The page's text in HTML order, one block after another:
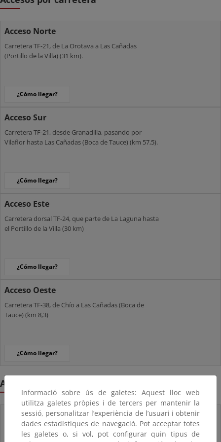
Acceso Norte
Carretera TF-21, de La Orotava a Las Cañadas
(Portillo de la Villa) (31 km).
¿Cómo llegar?
Acceso Sur
Carretera TF-21, desde Granadilla, pasando por
Vilaflor hasta Las Cañadas (Boca de Tauce) (km 57,5).
¿Cómo llegar?
Acceso Este
Carretera dorsal TF-24, que parte de La Laguna hasta
el Portillo de la Villa (30 km)
¿Cómo llegar?
Acceso Oeste
Carretera TF-38, de Chío a Las Cañadas (Boca de
Tauce) (km 8,3)
¿Cómo llegar?
Acceso en transporte público
Línea 348
Desde el Norte (Puerto de la Cruz)
Informació sobre ús de galetes: Aquest lloc web
utilitza galetes pròpies i de tercers per mantenir la
sessió, personalitzar l’experiència de l’usuari i obtenir
dades estadístiques de navegació. Pot acceptar totes
les galetes o, si vol, pot configurar quin tipus de